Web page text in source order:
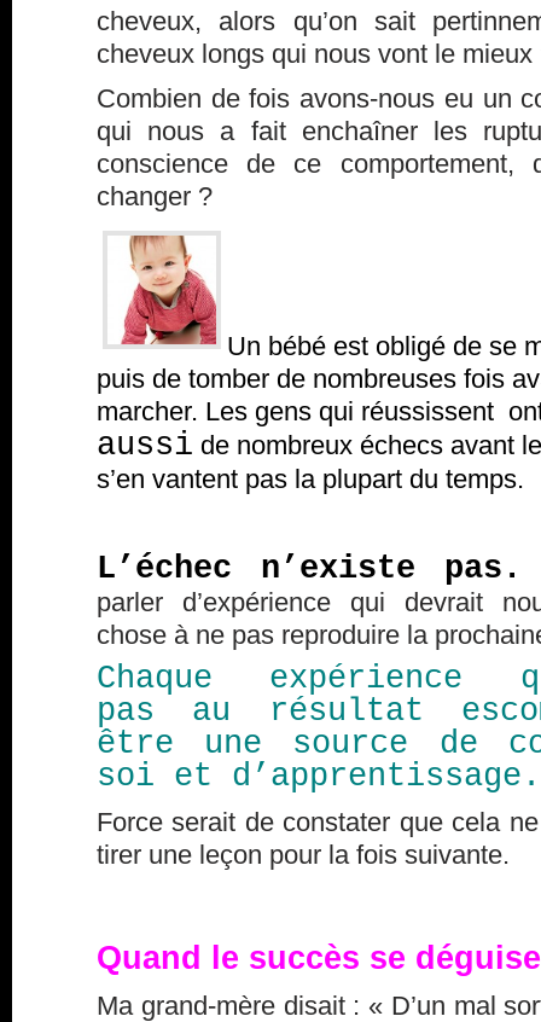
cheveux, alors qu’on sait
cheveux longs qui nous vont le mieux
Combien de fois avons-nous eu un
qui nous a fait enchaîner les
conscience de ce
changer ?
Un bébé est obligé de se
puis de tomber de nombreuses fois
marcher. Les gens qui réussissent
aussi de nombreux échecs avant
s’en vantent pas la plupart du temps.
L’échec n’existe
parler d’expérience qui devrait
chose à ne pas reproduire la
Chaque expérience
pas au résultat
être une source de
soi et d’apprentissage.
Force serait de constater que cela
tirer une leçon pour la fois suivante.
Quand le succès se
Ma grand-mère disait : « D’un mal